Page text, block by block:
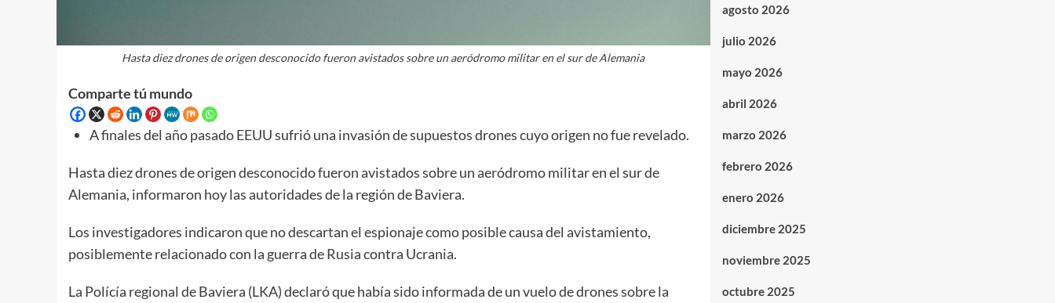
Hasta diez drones de origen desconocido fueron avistados sobre un aeródromo militar en el sur de Alemania
Comparte tú mundo
A finales del año pasado EEUU sufrió una invasión de supuestos drones cuyo origen no fue revelado.
Hasta diez drones de origen desconocido fueron avistados sobre un aeródromo militar en el sur de
Alemania, informaron hoy las autoridades de la región de Baviera.
Los investigadores indicaron que no descartan el espionaje como posible causa del avistamiento,
posiblemente relacionado con la guerra de Rusia contra Ucrania.
La Polícía regional de Baviera (LKA) declaró que había sido informada de un vuelo de drones sobre la
agosto 2026
julio 2026
mayo 2026
abril 2026
marzo 2026
febrero 2026
enero 2026
diciembre 2025
noviembre 2025
octubre 2025